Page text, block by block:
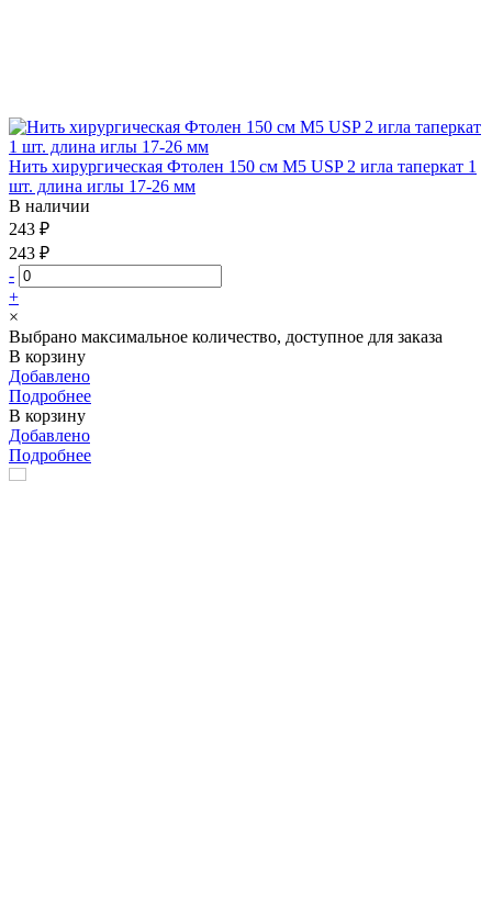
Нить хирургическая Фтолен 150 см М5 USP 2 игла таперкат 1
шт. длина иглы 17-26 мм
В наличии
243 ₽
243 ₽
-
+
×
Выбрано максимальное количество, доступное для заказа
В корзину
Добавлено
Подробнее
В корзину
Добавлено
Подробнее